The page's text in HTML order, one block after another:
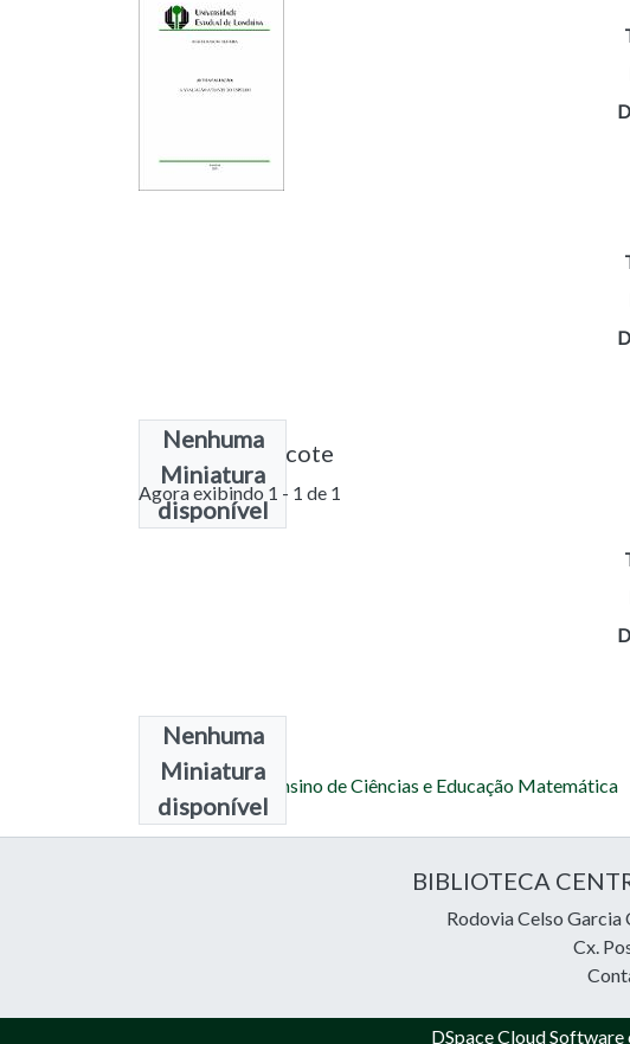
Nenhuma
Miniatura
disponível
Licença do Pacote
Agora exibindo 1 - 1 de 1
Nenhuma
Miniatura
disponível
Coleções
02 - Mestrado - Ensino de Ciências e Educação Matemática
BIBLIOTECA
Rodovia Celso
Cx.
DSpace Cloud Software